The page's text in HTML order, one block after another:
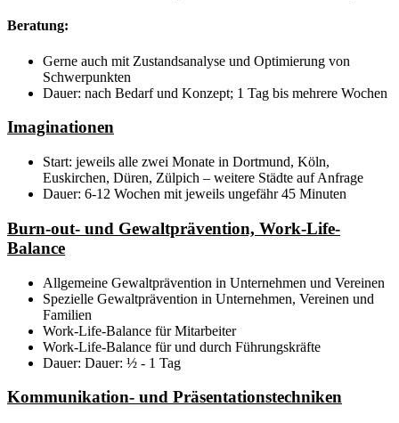
Beratung:
Gerne auch mit Zustandsanalyse und Optimierung von
Schwerpunkten
Dauer: nach Bedarf und Konzept; 1 Tag bis mehrere Wochen
Imaginationen
Start: jeweils alle zwei Monate in Dortmund, Köln,
Euskirchen, Düren, Zülpich – weitere Städte auf Anfrage
Dauer: 6-12 Wochen mit jeweils ungefähr 45 Minuten
Burn-out- und Gewaltprävention, Work-Life-
Balance
Allgemeine Gewaltprävention in Unternehmen und Vereinen
Spezielle Gewaltprävention in Unternehmen, Vereinen und
Familien
Work-Life-Balance für Mitarbeiter
Work-Life-Balance für und durch Führungskräfte
Dauer: Dauer: ½ - 1 Tag
Kommunikation- und Präsentationstechniken